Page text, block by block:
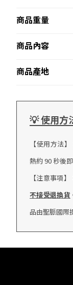
商品重量
商品內容
商品產地
💡 使用方
【使用方法
熱約 90 秒後
【注意事項
不接受退換貨
品由聖脈國際